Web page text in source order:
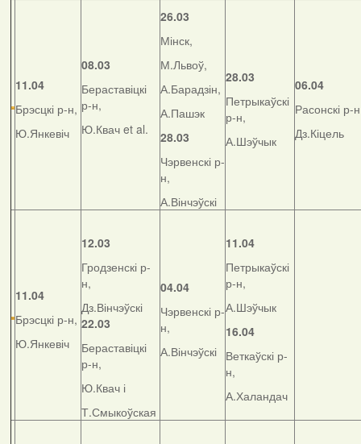
11.04
Брэсцкі р-н,
Ю.Янкевіч
08.03
Бераставіцкі
р-н,
Ю.Квач et al.
26.03
Мінск,
М.Львоў,
А.Барадзін,
А.Пашэк
28.03
Чэрвенскі р-
н,
А.Вінчэўскі
28.03
Петрыкаўскі
р-н,
А.Шэўчык
06.04
Расонскі р-
Дз.Кіцель
11.04
Брэсцкі р-н,
Ю.Янкевіч
12.03
Гродзенскі р-
н,
Дз.Вінчэўскі
22.03
Бераставіцкі
р-н,
Ю.Квач і
Т.Смыкоўская
04.04
Чэрвенскі р-
н,
А.Вінчэўскі
11.04
Петрыкаўскі
р-н,
А.Шэўчык
16.04
Веткаўскі р-
н,
А.Халандач